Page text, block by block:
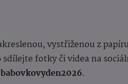
vystřiženou z
sdílejte fotky či videa na
.